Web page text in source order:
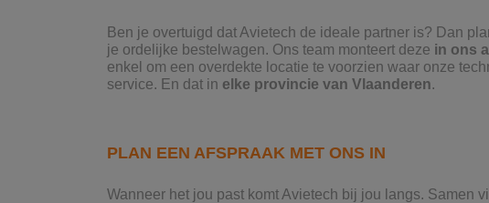
Ben je overtuigd dat Avietech de ideale partner is? Dan
je ordelijke bestelwagen. Ons team monteert deze in ons
enkel om een overdekte locatie te voorzien waar onze
service. En dat in elke provincie van Vlaanderen.
PLAN EEN AFSPRAAK MET ONS IN
Wanneer het jou past komt Avietech bij jou langs. Samen